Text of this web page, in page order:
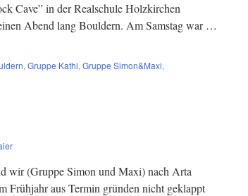
Cave” in der Realschule Holzkirchen
Abend lang Bouldern. Am Samstag war …
, Gruppe Kathi, Gruppe Simon&Maxi,
wir (Gruppe Simon und Maxi) nach Arta
Frühjahr aus Termin gründen nicht geklappt